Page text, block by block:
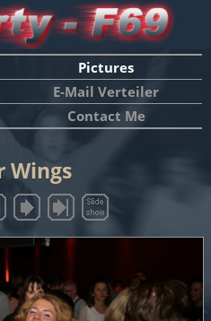
Pictures
E-Mail Verteiler
Contact Me
Wings